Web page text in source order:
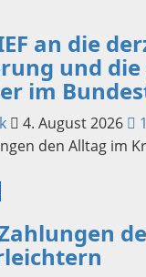
an die
und
im
4. August 2026